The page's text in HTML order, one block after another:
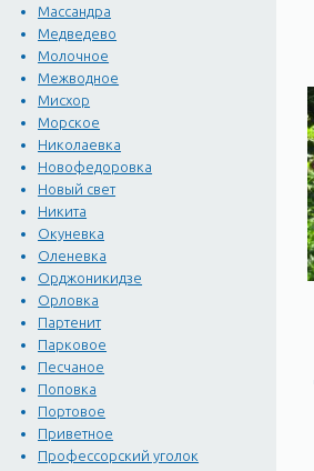
Массандра
Медведево
Молочное
Межводное
Мисхор
Морское
Николаевка
Новофедоровка
Новый свет
Никита
Окуневка
Оленевка
Орджоникидзе
Орловка
Партенит
Парковое
Песчаное
Поповка
Портовое
Приветное
Профессорский уголок